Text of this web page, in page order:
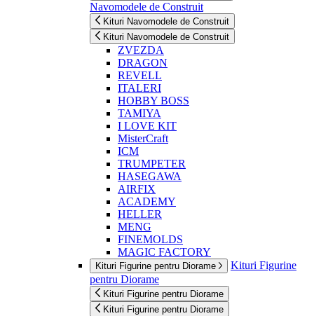
Navomodele de Construit
Kituri Navomodele de Construit
Kituri Navomodele de Construit
ZVEZDA
DRAGON
REVELL
ITALERI
HOBBY BOSS
TAMIYA
I LOVE KIT
MisterCraft
ICM
TRUMPETER
HASEGAWA
AIRFIX
ACADEMY
HELLER
MENG
FINEMOLDS
MAGIC FACTORY
Kituri Figurine pentru Diorame
Kituri Figurine
pentru Diorame
Kituri Figurine pentru Diorame
Kituri Figurine pentru Diorame